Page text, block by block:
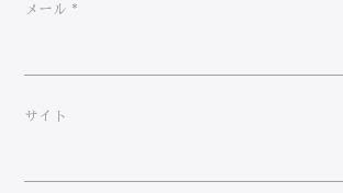
メール *
サイト